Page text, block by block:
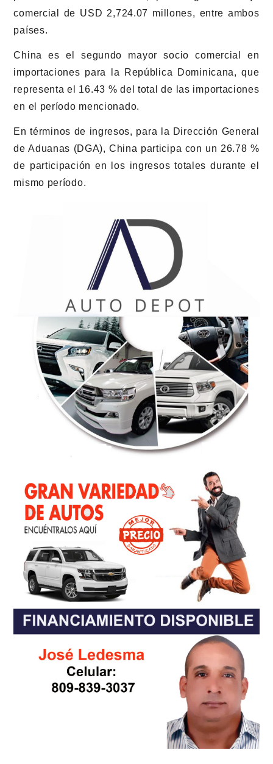
comercial de USD 2,724.07 millones, entre ambos
países.
China es el segundo mayor socio comercial en
importaciones para la República Dominicana, que
representa el 16.43 % del total de las importaciones
en el período mencionado.
En términos de ingresos, para la Dirección General
de Aduanas (DGA), China participa con un 26.78 %
de participación en los ingresos totales durante el
mismo período.